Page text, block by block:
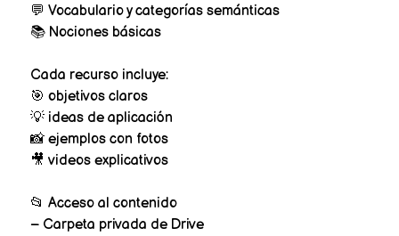
💬 Vocabulario y categorías semánticas
📚 Nociones básicas
Cada recurso incluye:
🎯 objetivos claros
💡 ideas de aplicación
📸 ejemplos con fotos
🎥 videos explicativos
📂 Acceso al contenido
– Carpeta privada de Drive